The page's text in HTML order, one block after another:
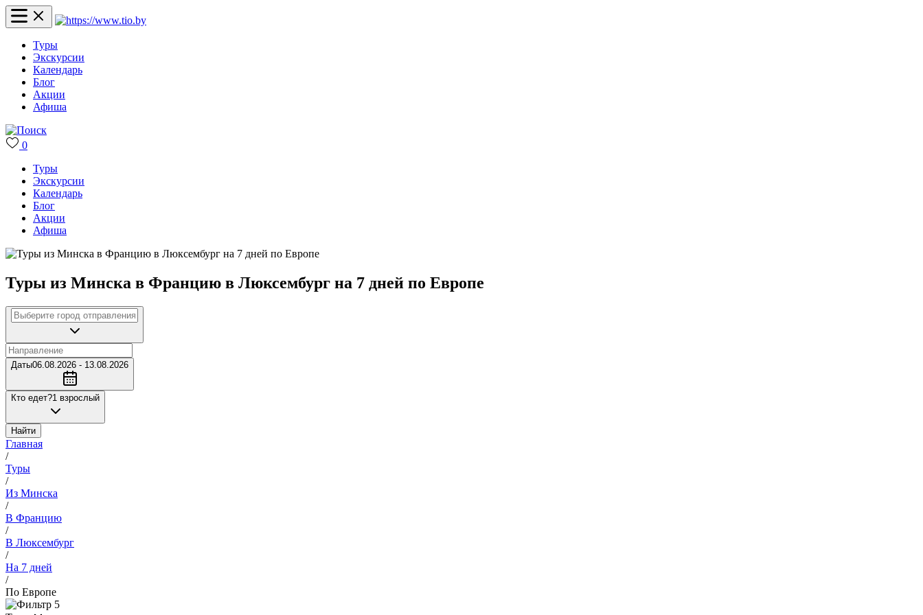
Туры
Экскурсии
Календарь
Блог
Акции
Афиша
0
Туры
Экскурсии
Календарь
Блог
Акции
Афиша
Туры из Минска в Францию в Люксембург на 7 дней по Европе
Даты06.08.2026 - 13.08.2026
Кто едет?1 взрослый
Найти
Главная
/
Туры
/
Из Минска
/
В Францию
/
В Люксембург
/
На 7 дней
/
По Европе
5